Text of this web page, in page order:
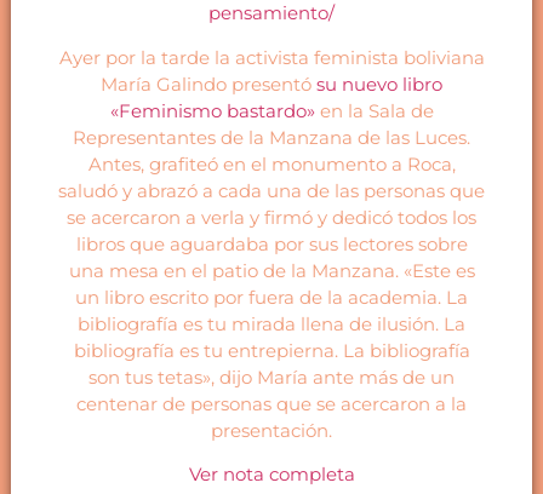
pensamiento/
Ayer por la tarde la activista feminista boliviana
María Galindo presentó su nuevo libro
«Feminismo bastardo»en la Sala de
Representantes de la Manzana de las Luces.
Antes, grafiteó en el monumento a Roca,
saludó y abrazó a cada una de las personas que
se acercaron a verla y firmó y dedicó todos los
libros que aguardaba por sus lectores sobre
una mesa en el patio de la Manzana. «Este es
un libro escrito por fuera de la academia. La
bibliografía es tu mirada llena de ilusión. La
bibliografía es tu entrepierna. La bibliografía
son tus tetas», dijo María ante más de un
centenar de personas que se acercaron a la
presentación.
Ver nota completa